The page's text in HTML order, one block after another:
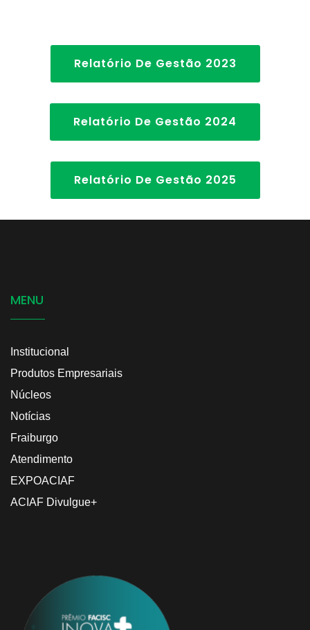
Relatório De Gestão 2023
Relatório De Gestão 2024
Relatório De Gestão 2025
MENU
Institucional
Produtos Empresariais
Núcleos
Notícias
Fraiburgo
Atendimento
EXPOACIAF
ACIAF Divulgue+